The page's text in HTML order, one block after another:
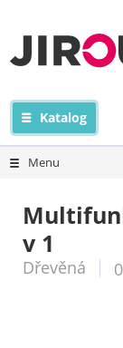
Katalog
Menu
v 1
Dřevěná